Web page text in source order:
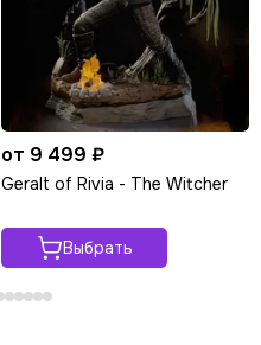
от 9 499 ₽
Geralt of Rivia - The Witcher
Выбрать